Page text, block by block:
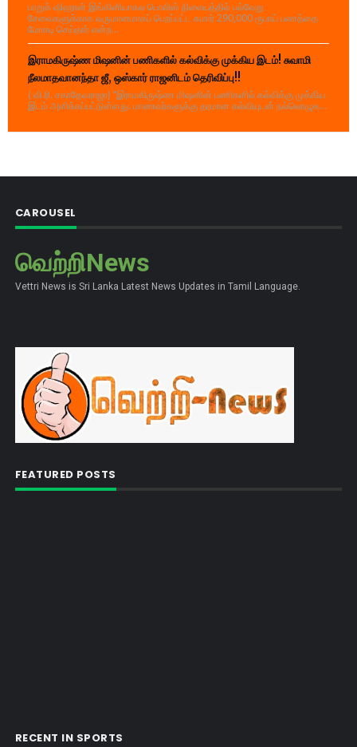
பாறுக் ஷிஹான் இங்கினியாகல பொலிஸ் நிலையத்தில் பல்வேறு
சேவைகளுக்காக வருமானமாகப் பெறப்பட்ட சுமார் 290,000 ரூபாய் பணத்தை
மோசடி செய்தார் என்ற...
இராமகிருஷ்ண மிஷனின் பணிகளில் கல்விக்கு முக்கிய இடம்! சுவாமி
நீலமாதவானந்தா ஜீ, ஒஸ்கார் ராஜனிடம் தெரிவிப்பு!!
( வி.ரி. சகாதேவராஜா) "இராமகிருஷ்ண மிஷனின் பணிகளில் கல்விக்கு முக்கிய
இடம் அளிக்கப்பட்டுள்ளது. மாணவர்களுக்கு தரமான கல்வியுடன் நல்லொழுக...
CAROUSEL
வெற்றிNews
Vettri News is Sri Lanka Latest News Updates in Tamil Language.
FEATURED POSTS
RECENT IN SPORTS